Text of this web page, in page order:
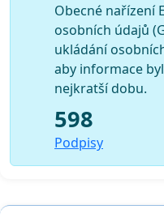
Obecné nařízení
osobních údajů
ukládání
aby informace
nejkratší dobu.
598
Podpisy